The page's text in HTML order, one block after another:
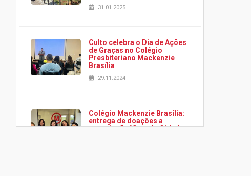
31.01.2025
Culto celebra o Dia de Ações
de Graças no Colégio
Presbiteriano Mackenzie
Brasília
29.11.2024
Colégio Mackenzie Brasília:
entrega de doações a
associação Viver da Cidade